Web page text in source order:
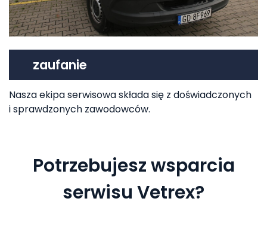
zaufanie
Nasza ekipa serwisowa składa się z doświadczonych
i sprawdzonych zawodowców.
Potrzebujesz wsparcia
serwisu Vetrex?